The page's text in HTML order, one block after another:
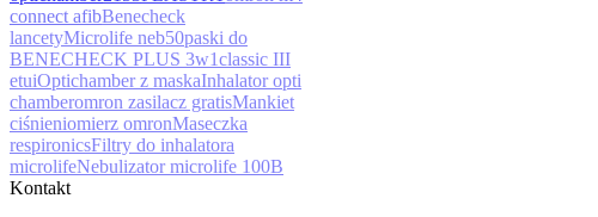
connect afibBenecheck
lancetyMicrolife neb50paski do
BENECHECK PLUS 3w1classic III
etuiOptichamber z maskaInhalator opti
chamberomron zasilacz gratisMankiet
ciśnieniomierz omronMaseczka
respironicsFiltry do inhalatora
microlifeNebulizator microlife 100B
Kontakt